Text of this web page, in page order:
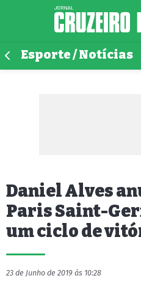
Esporte / Notícias
Daniel Alves
Paris Saint-
um ciclo de
23 de Junho de 2019 às 10:28